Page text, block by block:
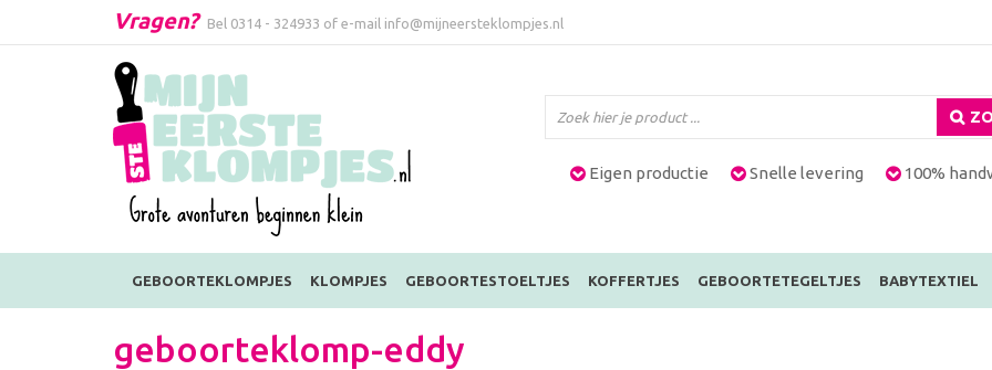
Vragen? Bel 0314 - 324933 of e-mail info@mijneersteklompjes.nl
Eigen productie Snelle levering 100%
GEBOORTEKLOMPJES KLOMPJES GEBOORTESTOELTJES KOFFERTJES GEBOORTETEGELTJES BABYTEXTIEL
geboorteklomp-eddy